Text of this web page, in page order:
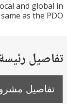
local and
the same as
رئيسة
مشروع